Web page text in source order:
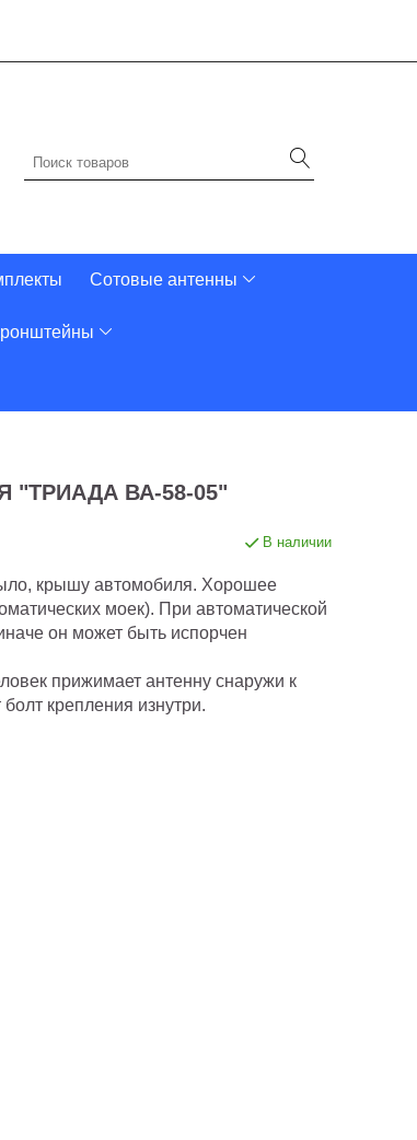
Сотовые антенны
ВА-58-05"
В наличии
крышу автомобиля. Хорошее
моек). При автоматической
он может быть испорчен
прижимает антенну снаружи к
крепления изнутри.